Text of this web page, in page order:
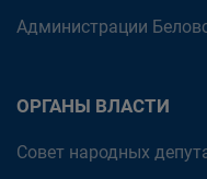
Администрации
ОРГАНЫ ВЛАСТИ
Совет народных